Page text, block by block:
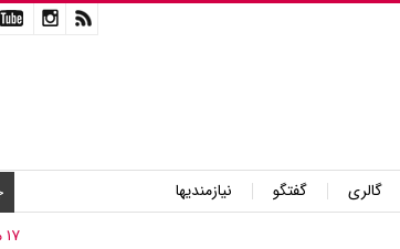
گالری گفتگو
نیازمندیها
۱۷ مرداد ۱۴۰۵ /